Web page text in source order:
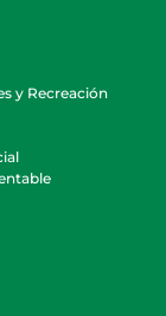
y Recreación